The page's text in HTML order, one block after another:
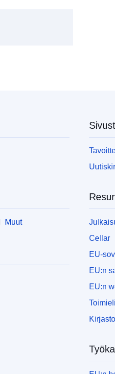
Muut
Cellar
EU-
EU:n
EU:n